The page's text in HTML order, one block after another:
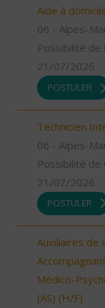
Aide à
06 - Alpes-
Possibilité de
21/07/2026
POSTULER
Technicien
06 - Alpes-
Possibilité de
21/07/2026
POSTULER
Auxiliaires de
Médico-
(AS) (H/F)